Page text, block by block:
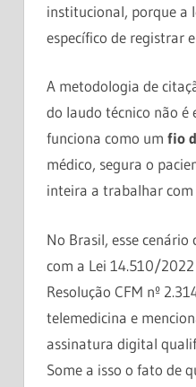
institucional, porque a
específico de registrar
A metodologia de
do laudo técnico não é
funciona como um fio
médico, segura o
inteira a trabalhar
No Brasil, esse
com a Lei 14.510/
Resolução CFM nº
telemedicina e
assinatura digital
Some a isso o fato de